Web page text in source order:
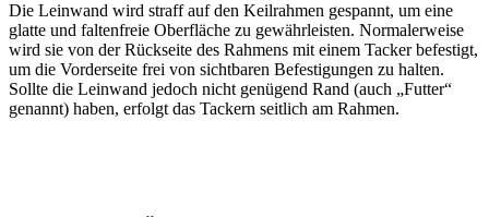
Die Leinwand wird straff auf den Keilrahmen gespannt, um eine
glatte und faltenfreie Oberfläche zu gewährleisten. Normalerweise
wird sie von der Rückseite des Rahmens mit einem Tacker befestigt,
um die Vorderseite frei von sichtbaren Befestigungen zu halten.
Sollte die Leinwand jedoch nicht genügend Rand (auch „Futter“
genannt) haben, erfolgt das Tackern seitlich am Rahmen.